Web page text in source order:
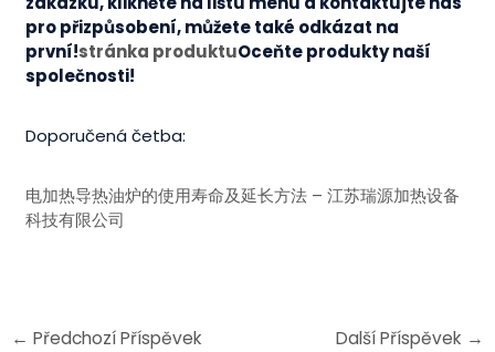
pro přizpůsobení, můžete také odkázat na
první!stránka produktuOceňte produkty naší
společnosti!
Doporučená četba:
电加热导热油炉的使用寿命及延长方法 – 江苏瑞源加热设备
科技有限公司
← Předchozí Příspěvek Další Příspěvek →